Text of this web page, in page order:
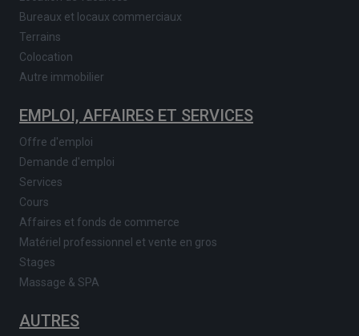
Bureaux et locaux commerciaux
Terrains
Colocation
Autre immobilier
EMPLOI, AFFAIRES ET SERVICES
Offre d'emploi
Demande d'emploi
Services
Cours
Affaires et fonds de commerce
Matériel professionnel et vente en gros
Stages
Massage & SPA
AUTRES